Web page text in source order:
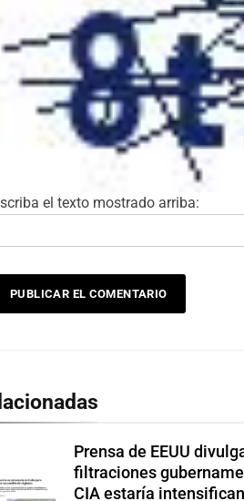
el texto mostrado arriba:
Prensa de EEUU
filtraciones
CIA estaría